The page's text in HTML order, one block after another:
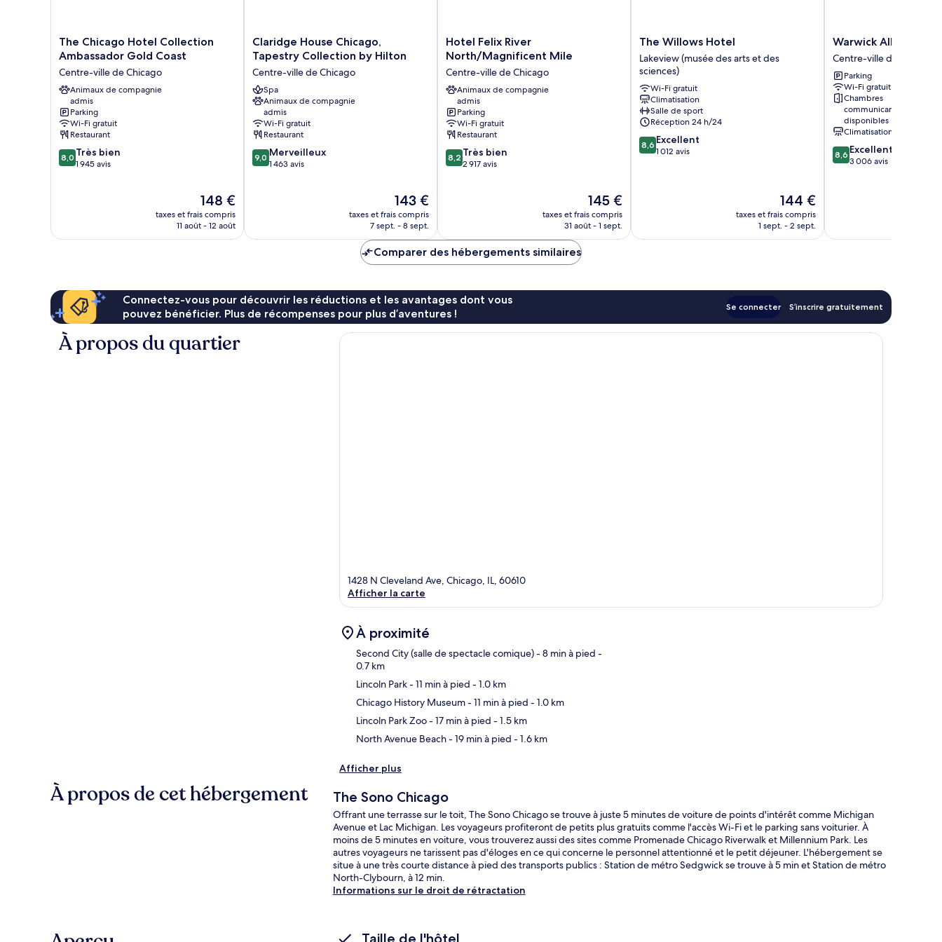
The
Chicago
Collection
Ambassador
Gold
Coast
Centre-
ville
de
Chicago
The Chicago Hotel Collection
Ambassador Gold Coast
Centre-ville de Chicago
Animaux de compagnie
admis
Parking
Wi-Fi gratuit
Restaurant
8.0
sur
8,0 Très bien
1 945 avis
Le
nouveau
prix
148 €
taxes et frais compris
11 août - 12 août
Claridge
House
Chicago,
Tapestry
Collection
by
Hilton
Centre-
ville
de
Chicago
Claridge House Chicago,
Tapestry Collection by Hilton
Centre-ville de Chicago
Spa
Animaux de compagnie
admis
Wi-Fi gratuit
Restaurant
9.0
sur
9,0 Merveilleux
1 463 avis
Le
nouveau
prix
de
143 €
143 €
taxes et frais compris
7 sept. - 8 sept.
Hotel
Felix
North/Magnificent
Mile
Centre-
ville
de
Chicago
Hotel Felix River
North/Magnificent Mile
Centre-ville de Chicago
Animaux de compagnie
admis
Parking
Wi-Fi gratuit
Restaurant
8.2
sur
8,2 Très bien
2 917 avis
Le
nouveau
prix
145 €
taxes et frais compris
31 août - 1 sept.
The
Willows
Hotel
Lakeview
(musée
des
arts
et
des
sciences)
The Willows Hotel
Lakeview (musée des arts et des
sciences)
Wi-Fi gratuit
Climatisation
Salle de sport
Réception 24 h/24
8.6
sur
8,6 Excellent
1 012 avis
Le
nouveau
prix
144 €
taxes et frais compris
1 sept. - 2 sept.
Warwick
Allerton
-
Chicago
Centre-
ville
Chicago
Warwick Allerton -
Centre-ville de Chicago
Parking
Wi-Fi gratuit
Chambres
communicantes
disponibles
Climatisation
8.6
sur
8,6 Excellent
3 006 avis
Comparer des hébergements similaires
Connectez-vous pour découvrir les réductions et les avantages dont vous
pouvez bénéficier. Plus de récompenses pour plus d’aventures !
Se connecter S’inscrire gratuitement
À propos du quartier
1428 N Cleveland Ave, Chicago, IL, 60610
Afficher la carte
À proximité
Second City (salle de spectacle comique)- 8 min à pied -
0.7 km
Lincoln Park- 11 min à pied - 1.0 km
Chicago History Museum- 11 min à pied - 1.0 km
Lincoln Park Zoo- 17 min à pied - 1.5 km
North Avenue Beach- 19 min à pied - 1.6 km
Afficher plus
À propos de cet hébergement The Sono Chicago
Offrant une terrasse sur le toit, The Sono Chicago se trouve à juste 5 minutes de voiture de points d'intérêt comme Michigan
Avenue et Lac Michigan. Les voyageurs profiteront de petits plus gratuits comme l'accès Wi-Fi et le parking sans voiturier. À
moins de 5 minutes en voiture, vous trouverez aussi des sites comme Promenade Chicago Riverwalk et Millennium Park. Les
autres voyageurs ne tarissent pas d'éloges en ce qui concerne le personnel attentionné et le petit déjeuner. L'hébergement se
situe à une très courte distance à pied des transports publics : Station de métro Sedgwick se trouve à 5 min et Station de métro
North-Clybourn, à 12 min.
Informations sur le droit de rétractation
Taille de l'hôtel